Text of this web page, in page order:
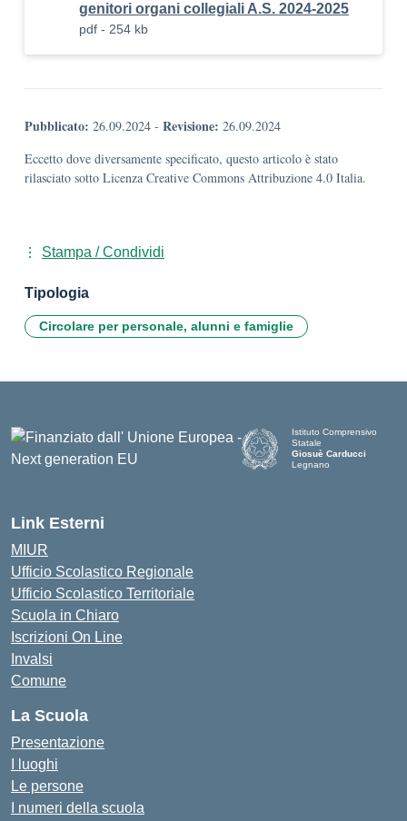
genitori organi collegiali A.S. 2024-2025
pdf - 254 kb
Pubblicato: 26.09.2024 - Revisione: 26.09.2024
Eccetto dove diversamente specificato, questo articolo è stato
rilasciato sotto Licenza Creative Commons Attribuzione 4.0 Italia.
Stampa / Condividi
Tipologia
Circolare per personale, alunni e famiglie
Istituto Comprensivo
Statale
Giosuè Carducci
Legnano
Link Esterni
MIUR
Ufficio Scolastico Regionale
Ufficio Scolastico Territoriale
Scuola in Chiaro
Iscrizioni On Line
Invalsi
Comune
La Scuola
Presentazione
I luoghi
Le persone
I numeri della scuola